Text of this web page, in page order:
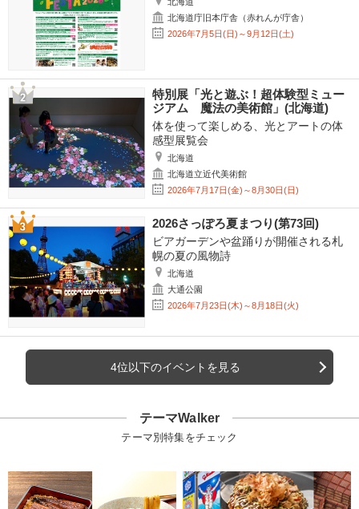
北海道庁旧本庁舎（赤れんが庁舎）
2026年7月5日(日)～9月12日(土)
特別展「光と遊ぶ！超体験型ミュー
ジアム 魔法の美術館」(北海道)
体を使って楽しめる、光とアートの体
感型展覧会
北海道
北海道立近代美術館
2026年7月17日(金)～8月30日(日)
2026さっぽろ夏まつり(第73回)
ビアガーデンや盆踊りが開催される札
幌の夏の風物詩
北海道
大通公園
2026年7月23日(木)～8月18日(火)
4位以下のイベントを見る
テーマWalker
テーマ別特集をチェック